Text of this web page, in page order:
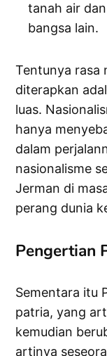
tanah air
bangsa lain.
Tentunya rasa
diterapkan
luas.
hanya
dalam
nasionalisme
Jerman di
perang dunia
Pengertian
Sementara itu
patria, yang
kemudian
artinya